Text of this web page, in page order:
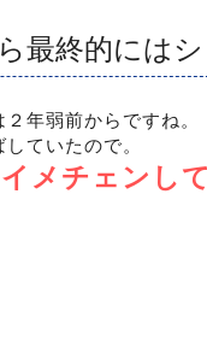
最終的には
年弱前からですね。
ていたので。
メチェンし